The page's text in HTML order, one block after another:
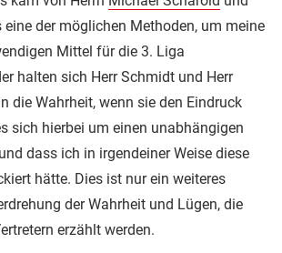
eine der möglichen Methoden, um meine
Mittel für die 3. Liga
halten sich Herr Schmidt und Herr
die Wahrheit, wenn sie den Eindruck
sich hierbei um einen unabhängigen
dass ich in irgendeiner Weise diese
hätte. Dies ist nur ein weiteres
der Wahrheit und Lügen, die
erzählt werden.